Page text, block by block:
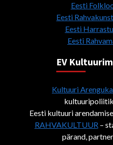
Eesti
Eesti
Eesti
Eesti
EV
Kultuuri
Eesti kultuuri
RAHVAKULTUUR–
pärand,